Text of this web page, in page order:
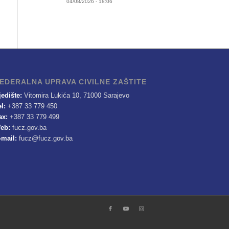
04/08/2026 - 18:06
UPRAVA CIVILNE ZAŠTITE
Vitomira Lukića 10, 71000 Sarajevo
+387 33 779 450
+387 33 779 499
fucz.gov.ba
mail: fucz@fucz.gov.ba